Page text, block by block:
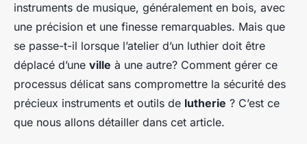
instruments de musique, généralement en bois, avec
une précision et une finesse remarquables. Mais que
se passe-t-il lorsque l’atelier d’un luthier doit être
déplacé d’une ville à une autre? Comment gérer ce
processus délicat sans compromettre la sécurité des
précieux instruments et outils de lutherie ? C’est ce
que nous allons détailler dans cet article.